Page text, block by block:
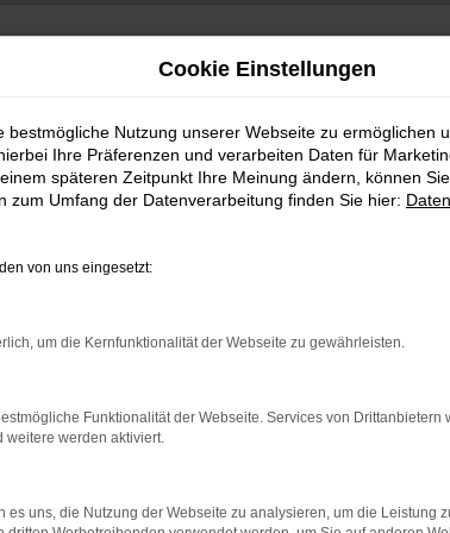
bestimmter Seiten verhindern. Funktioniert
beheben.
auf dem neuesten Stand sind.
Cookie Einstellungen
bestmögliche Nutzung unserer Webseite zu ermöglichen
Ihre Präferenzen und verarbeiten Daten für
späteren Zeitpunkt Ihre Meinung ändern, können
zum Umfang der Datenverarbeitung finden Sie hier:
von uns eingesetzt:
um die Kernfunktionalität der Webseite zu gewährleisten.
Funktionalität der Webseite. Services von Drittanbietern
weitere werden aktiviert.
es uns, die Nutzung der Webseite zu analysieren, um die Leistung